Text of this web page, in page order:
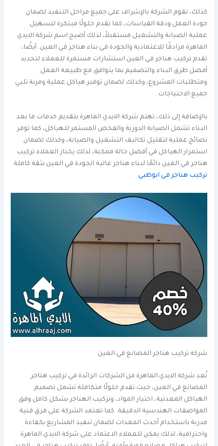
كذلك، تقوم الشركة بالإشراف على جميع مراحل التنفيذ لضمان
جودة العمل ودقة القياسات، كما تقدم حلولًا مبتكرة لتسهيل
عملية الصيانة والتشغيل مستقبلاً، لذلك أصبح اسم شركة الايدي
الماهرة مرادفًا للاعتمادية والجودة في بناء هناجر في العين. أيضًا،
تقدم تركيب هناجر في العين استشارات مستمرة للعملاء لتحديد
أفضل طرق البناء والتصميم بما يتوافق مع طبيعة العمل
ومتطلبات المشروع، وكذلك لضمان توفير هياكل عملية ومرنة تلبي
جميع الاحتياجات.
بالإضافة إلى ذلك، تهتم شركة الايدي الماهرة بتقديم خدمات ما بعد
البناء تشمل الصيانة الدورية والفحص المستمر للهياكل، كما توفر
نصائح عملية لتقليل تكاليف التشغيل والصيانة، وكذلك لضمان
استمرار الهياكل في أفضل حالة ممكنة، لذلك يختار العملاء تركيب
هناجر في العين دائمًا لبناء هناجر عالية الجودة في العين بثقة كاملة.
تركيب هناجر في ابوظبي
شركة تركيب هناجر المصانع في العين
تُعد شركة الايدي الماهرة من الشركات الرائدة في تركيب هناجر
المصانع في العين، حيث تقدم حلولًا متكاملة تشمل تصميم
الهياكل المعدنية، اختيار المواد، وتركيب الهناجر بشكل كامل وفق
المواصفات الهندسية الدقيقة. كما تعتمد الشركة على فرق فنية
مدربة باستخدام أحدث المعدات لضمان تنفيذ المشاريع بكفاءة
واحترافية، لذلك يمكن للعملاء الاعتماد على شركة الايدي الماهرة